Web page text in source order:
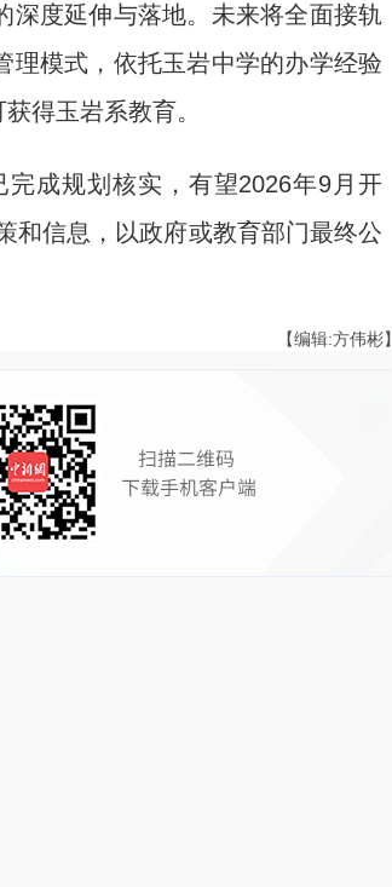
度延伸与落地。未来将全面接轨
理模式，依托玉岩中学的办学经验
得玉岩系教育。
成规划核实，有望2026年9月开
和信息，以政府或教育部门最终公
【编辑:方伟彬】